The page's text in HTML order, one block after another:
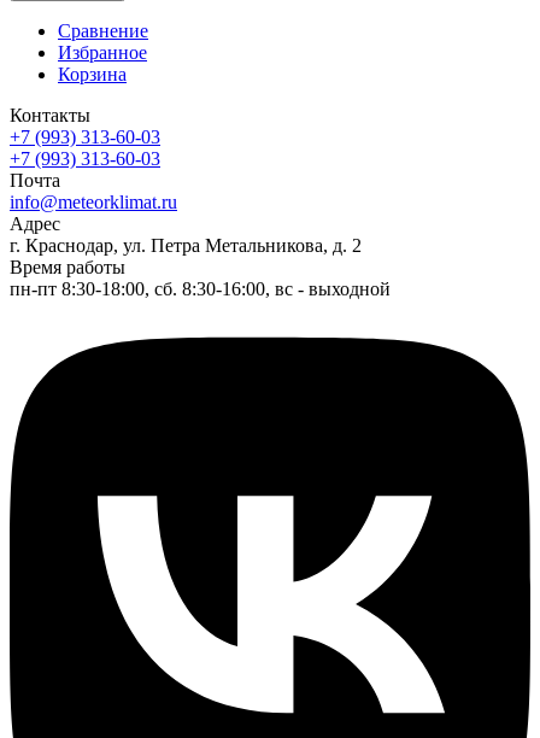
Сравнение
Избранное
Корзина
Контакты
+7 (993) 313-60-03
+7 (993) 313-60-03
Почта
info@meteorklimat.ru
Адрес
г. Краснодар, ул. Петра Метальникова, д. 2
Время работы
пн-пт 8:30-18:00, сб. 8:30-16:00, вс - выходной